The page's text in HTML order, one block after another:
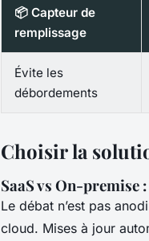
📦 Capteur de
remplissage
Évite les
débordements
Choisir la
SaaS vs On-premise
Le débat n’est pas
cloud. Mises à jour